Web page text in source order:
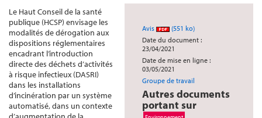
Avis
(551 ko)
Date du document :
23/04/2021
Date de mise en ligne :
03/05/2021
Groupe de travail
Autres documents
portant sur
Le Haut Conseil de la santé
publique (HCSP) envisage les
modalités de dérogation aux
dispositions réglementaires
encadrant l’introduction
directe des déchets d’activités
à risque infectieux (DASRI)
dans les installations
d’incinération par un système
automatisé, dans un contexte